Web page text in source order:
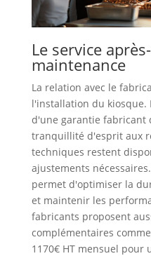
Le service
maintenance
La relation avec le
l'installation du kiosque.
d'une garantie fabricant
tranquillité d'esprit aux
techniques restent
ajustements
permet d'optimiser la
et maintenir les
fabricants proposent
complémentaires
1170€ HT mensuel pour